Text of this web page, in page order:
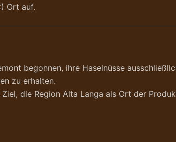
Ort auf.
begonnen, ihre Haselnüsse
zu erhalten.
die Region Alta Langa als Ort der